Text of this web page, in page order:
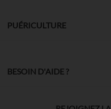
PUÉRICULTURE
BESOIN D'AIDE ?